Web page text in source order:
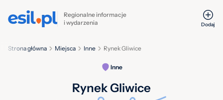
Regionalne informacje
i wydarzenia
Dodaj
Rynek Gliwice
Inne
Miejsca
Strona główna
Inne
Rynek Gliwice